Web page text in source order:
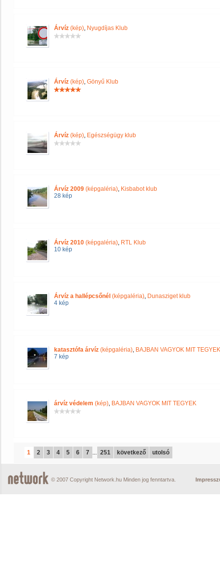
Árvíz (kép), Nyugdíjas Klub
Árvíz (kép), Gönyű Klub
Árvíz (kép), Egészségügy klub
Árvíz 2009 (képgaléria), Kisbabot klub
28 kép
Árvíz 2010 (képgaléria), RTL Klub
10 kép
Árvíz a hallépcsőnél (képgaléria), Dunasziget klub
4 kép
katasztófa árvíz (képgaléria), BAJBAN VAGYOK MIT TEGYEK
7 kép
árvíz védelem (kép), BAJBAN VAGYOK MIT TEGYEK
1 2 3 4 5 6 7 ... 251 következő utolsó
© 2007 Copyright Network.hu Minden jog fenntartva.